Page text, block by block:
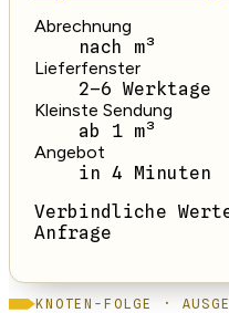
Abrechnung
nach m³
Lieferfenster
2–6 Werktage
Kleinste Sendung
ab 1 m³
Angebot
in 4 Minuten
Verbindliche
Anfrage
KNOTEN-FOLGE ·